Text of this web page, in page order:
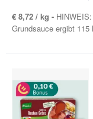
€ 8,72 / kg -
Grundsauce ergibt